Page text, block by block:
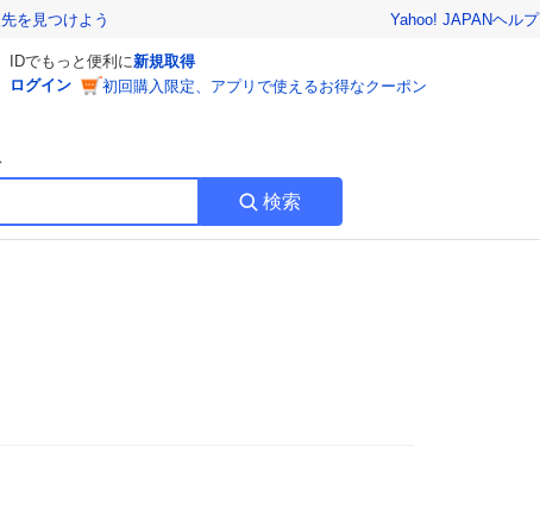
を見つけよう Yahoo! JAPANヘルプ
IDでもっと便利に新規取得
ログイン
初回購入限定、アプリで使えるお得なクーポン
検索